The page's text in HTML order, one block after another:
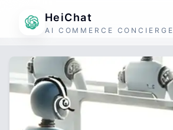
HeiChat
AI COMMERCE CONCIERGE